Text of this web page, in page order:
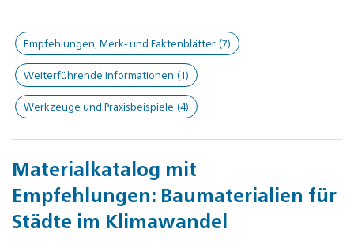
Empfehlungen, Merk- und Faktenblätter (7)
Weiterführende Informationen (1)
Werkzeuge und Praxisbeispiele (4)
Materialkatalog mit
Empfehlungen: Baumaterialien für
Städte im Klimawandel